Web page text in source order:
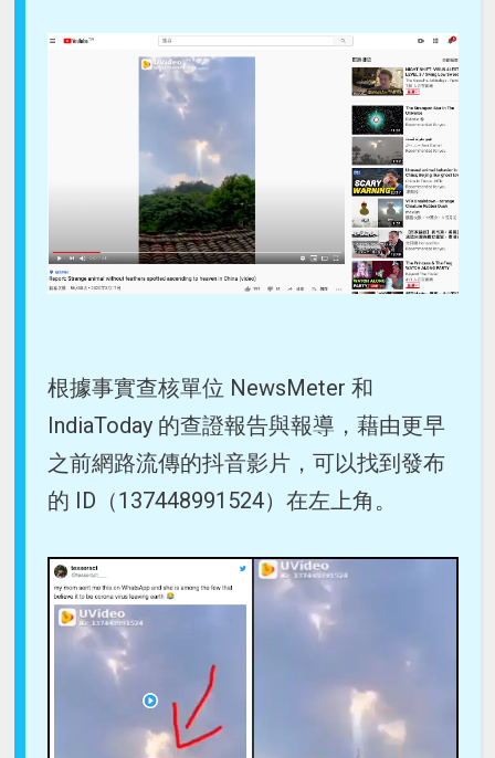
根據事實查核單位 NewsMeter 和
IndiaToday 的查證報告與報導，藉由更早
之前網路流傳的抖音影片，可以找到發布
的 ID（137448991524）在左上角。